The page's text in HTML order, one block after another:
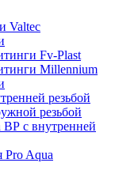
Valtec
Fv-Plast
Millennium
резьбой
резьбой
ВР с внутренней
Pro Aqua